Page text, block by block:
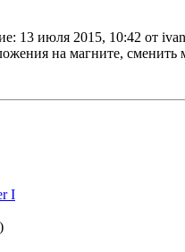
: 13 июля 2015, 10:42 от
на магните, сменить
I
)